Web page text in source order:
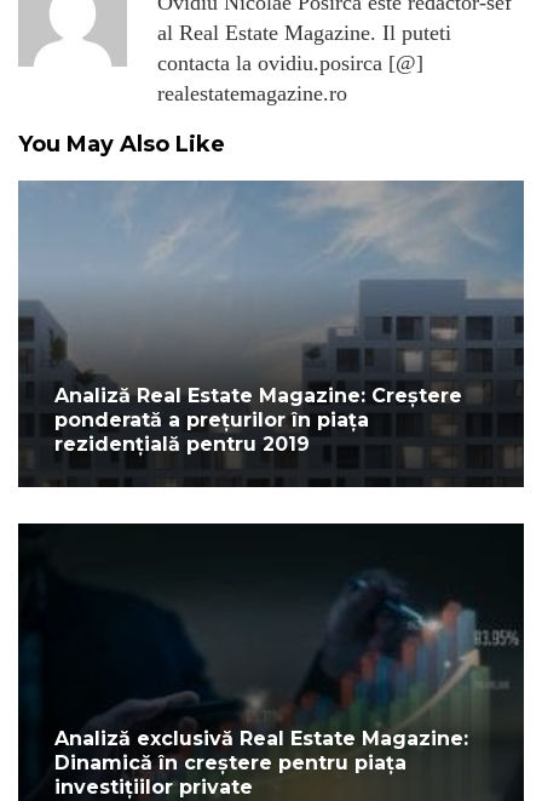
al Real Estate Magazine. Il puteti
contacta la ovidiu.posirca [@]
realestatemagazine.ro
You May Also Like
Analiză Real Estate Magazine: Creștere
ponderată a prețurilor în piața
rezidențială pentru 2019
Analiză exclusivă Real Estate Magazine:
Dinamică în creștere pentru piața
investițiilor private